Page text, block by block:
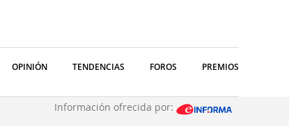
OPINIÓN TENDENCIAS FOROS PREMIOS
Información ofrecida por: